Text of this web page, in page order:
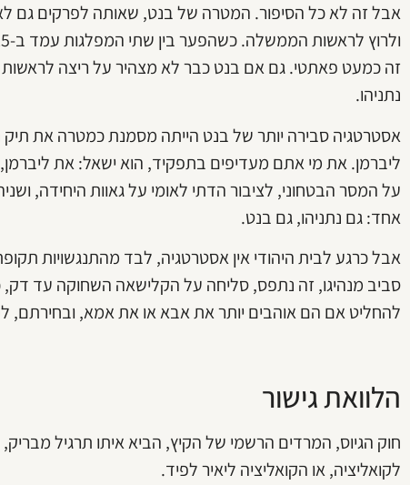
אבל זה לא כל הסיפור. המטרה של בנט, שאותה לפרקים גם
זה כמעט פאתטי. גם אם בנט כבר לא מצהיר על ריצה לראשות
נתניהו.
אסטרטגיה סבירה יותר של בנט הייתה מסמנת כמטרה את תיק
ליברמן. את מי אתם מעדיפים בתפקיד, הוא ישאל: את ליברמן,
על המסר הבטחוני, לציבור הדתי לאומי על גאוות היחידה,
אחד: גם נתניהו, גם בנט.
אבל כרגע לבית היהודי אין אסטרטגיה, לבד מהתנגשויות
סביב מנהיגו, זה נתפס, סליחה על הקלישאה השחוקה עד דק,
להחליט אם הם אוהבים יותר את אבא או את אמא, ובחירתם,
הלוואת גישור
חוק הגיוס, המרדים הרשמי של הקיץ, הביא איתו תרגיל
לקואליציה, או הקואליציה ליאיר לפיד.